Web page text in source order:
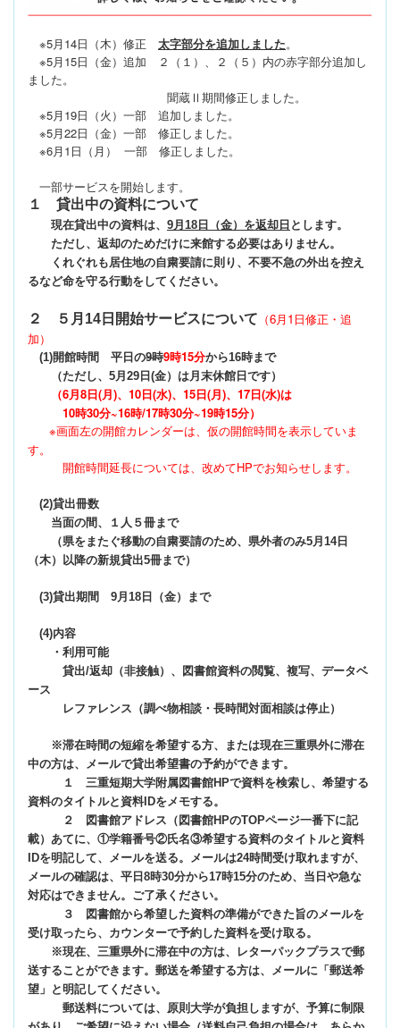
※5月14日（木）修正 太字部分を追加しました。
※5月15日（金）追加 ２（１）、２（５）内の赤字部分追加し
ました。
聞蔵Ⅱ期間修正しました。
※5月19日（火）一部 追加しました。
※5月22日（金）一部 修正しました。
※6月1日（月） 一部 修正しました。
一部サービスを開始します。
１ 貸出中の資料について
現在貸出中の資料は、 9月18日（金）を返却日 とします。
ただし、返却のためだけに来館する必要はありません。
くれぐれも居住地の自粛要請に則り、不要不急の外出を控え
るなど命を守る行動をしてください。
２ ５月14日開始サービスについて （6月1日修正・追
加）
(1)開館時間 平日の9時9時15分から16時まで
（ただし、5月29日(金）は月末休館日です）
（6月8日(月)、10日(水)、15日(月)、17日(水)は
10時30分~16時/17時30分~19時15分）
※画面左の開館カレンダーは、仮の開館時間を表示していま
す。
開館時間延長については、改めてHPでお知らせします。
(2)貸出冊数
当面の間、１人５冊まで
（県をまたぐ移動の自粛要請のため、県外者のみ5月14日
（木）以降の新規貸出5冊まで）
(3)貸出期間 9月18日（金）まで
(4)内容
・利用可能
貸出/返却（非接触）、図書館資料の閲覧、複写、データベ
ース
レファレンス（調べ物相談・長時間対面相談は停止）
※滞在時間の短縮を希望する方、または現在三重県外に滞在
中の方は、メールで貸出希望書の予約ができます。
１ 三重短期大学附属図書館HPで資料を検索し、希望する
資料のタイトルと資料IDをメモする。
２
図書館アドレス（図書館HPのTOPページ一番下に記
載）あてに、①学籍番号②氏名③希望する資料のタイトルと資料
IDを明記して、メールを送る。メールは24時間受け取れますが、
メールの確認は、平日8時30分から17時15分のため、当日や急な
対応はできません。ご了承ください。
３ 図書館から希望した資料の準備ができた旨のメールを
受け取ったら、カウンターで予約した資料を受け取る。
※現在、三重県外に滞在中の方は、レターパックプラスで郵
送することができます。郵送を希望する方は、メールに「郵送希
望」と明記してください。
郵送料については、原則大学が負担しますが、予算に制限